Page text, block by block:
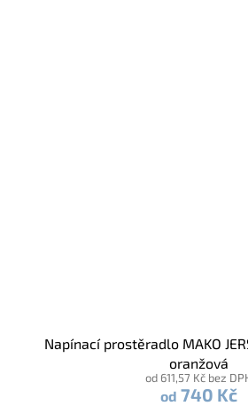
Napínací prostěradlo MAKO
oranžová
od 611,57 Kč bez
od 740 Kč